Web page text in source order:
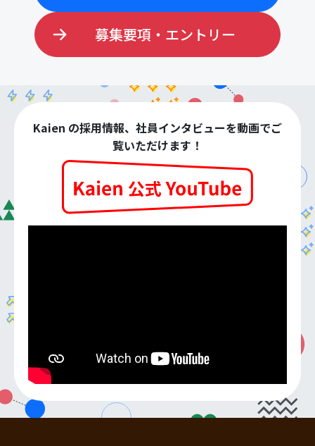
募集要項・エントリー
Kaien の採用情報、社員インタビューを動画でご
覧いただけます！